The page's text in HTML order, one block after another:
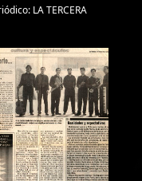
LA TERCERA